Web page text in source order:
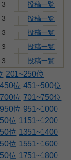
3
投稿一覧
3
投稿一覧
3
投稿一覧
3
投稿一覧
3 投稿一覧
201~250位
位 451~500位
位 701~750位
位 951~1000
位 1151~1200
位 1351~1400
位 1551~1600
位 1751~1800